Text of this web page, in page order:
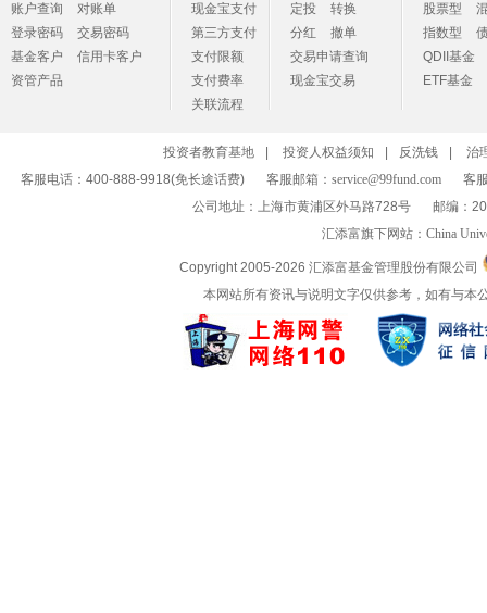
账户查询
对账单
登录密码
交易密码
基金客户
信用卡客户
资管产品
现金宝支付
第三方支付
支付限额
支付费率
关联流程
定投
转换
分红
撤单
交易申请查询
现金宝交易
股票型
指数型
QDII基金
ETF基金
投资者教育基地 投资人权益须知 反洗钱
治
客服电话：400-888-9918(免长途话费)
客服邮箱：service@99fund.com
客
公司地址：上海市黄浦区外马路728号
邮编：
汇添富旗下网站：China
Copyright 2005-2026 汇添富基金管理股份有限公司
本网站所有资讯与说明文字仅供参考，如有与本